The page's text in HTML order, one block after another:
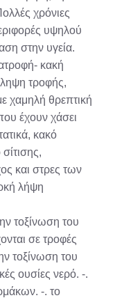
χρόνιες
υψηλού
στην υγεία.
κακή
τροφής,
χαμηλή θρεπτική
έχουν χάσει
κακό
και στρες των
λήψη
τοξίνωση του
σε τροφές
τοξίνωση του
ουσίες νερό. -.
-. το